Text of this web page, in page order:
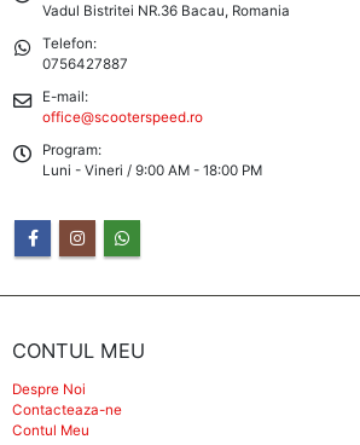
Vadul Bistritei NR.36 Bacau, Romania
Telefon:
0756427887
E-mail:
office@scooterspeed.ro
Program:
Luni - Vineri / 9:00 AM - 18:00 PM
CONTUL MEU
Despre Noi
Contacteaza-ne
Contul Meu